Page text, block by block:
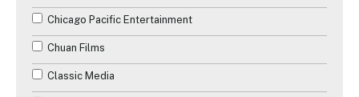
Chicago Pacific Entertainment
Chuan Films
Classic Media